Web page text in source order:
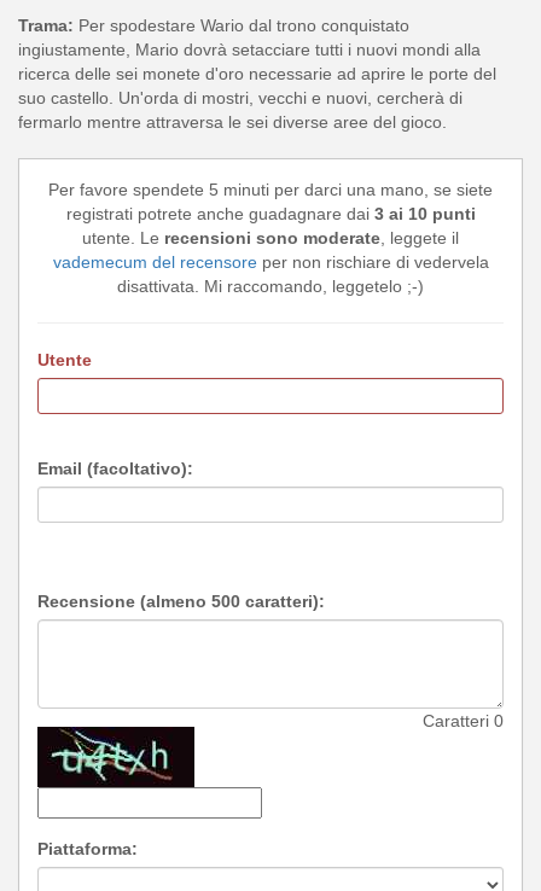
Trama: Per spodestare Wario dal trono conquistato
ingiustamente, Mario dovrà setacciare tutti i nuovi mondi alla
ricerca delle sei monete d'oro necessarie ad aprire le porte del
suo castello. Un'orda di mostri, vecchi e nuovi, cercherà di
fermarlo mentre attraversa le sei diverse aree del gioco.
Per favore spendete 5 minuti per darci una mano, se siete
registrati potrete anche guadagnare dai 3 ai 10 punti
utente. Le recensioni sono moderate, leggete il
vademecum del recensoreper non rischiare di vedervela
disattivata. Mi raccomando, leggetelo ;-)
Utente
Email (facoltativo):
Recensione (almeno 500 caratteri):
Caratteri 0
Piattaforma: